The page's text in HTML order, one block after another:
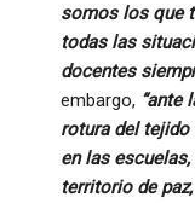
somos los que
todas las
docentes
embargo, “ante
rotura del
en las
territorio de